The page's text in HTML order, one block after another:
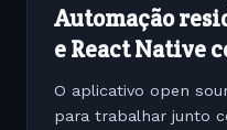
Automação
e React Native
O aplicativo open
para trabalhar junto